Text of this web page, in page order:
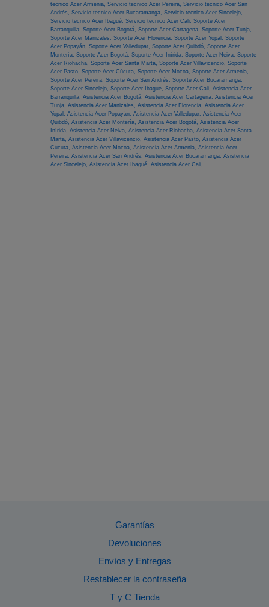
tecnico Acer Armenia, Servicio tecnico Acer Pereira, Servicio tecnico Acer San
Andrés, Servicio tecnico Acer Bucaramanga, Servicio tecnico Acer Sincelejo,
Servicio tecnico Acer Ibagué, Servicio tecnico Acer Cali, Soporte Acer
Barranquilla, Soporte Acer Bogotá, Soporte Acer Cartagena, Soporte Acer Tunja,
Soporte Acer Manizales, Soporte Acer Florencia, Soporte Acer Yopal, Soporte
Acer Popayán, Soporte Acer Valledupar, Soporte Acer Quibdó, Soporte Acer
Montería, Soporte Acer Bogotá, Soporte Acer Inírida, Soporte Acer Neiva, Soporte
Acer Riohacha, Soporte Acer Santa Marta, Soporte Acer Villavicencio, Soporte
Acer Pasto, Soporte Acer Cúcuta, Soporte Acer Mocoa, Soporte Acer Armenia,
Soporte Acer Pereira, Soporte Acer San Andrés, Soporte Acer Bucaramanga,
Soporte Acer Sincelejo, Soporte Acer Ibagué, Soporte Acer Cali, Asistencia Acer
Barranquilla, Asistencia Acer Bogotá, Asistencia Acer Cartagena, Asistencia Acer
Tunja, Asistencia Acer Manizales, Asistencia Acer Florencia, Asistencia Acer
Yopal, Asistencia Acer Popayán, Asistencia Acer Valledupar, Asistencia Acer
Quibdó, Asistencia Acer Montería, Asistencia Acer Bogotá, Asistencia Acer
Inírida, Asistencia Acer Neiva, Asistencia Acer Riohacha, Asistencia Acer Santa
Marta, Asistencia Acer Villavicencio, Asistencia Acer Pasto, Asistencia Acer
Cúcuta, Asistencia Acer Mocoa, Asistencia Acer Armenia, Asistencia Acer
Pereira, Asistencia Acer San Andrés, Asistencia Acer Bucaramanga, Asistencia
Acer Sincelejo, Asistencia Acer Ibagué, Asistencia Acer Cali,
Garantías
Devoluciones
Envíos y Entregas
Restablecer la contraseña
T y C Tienda